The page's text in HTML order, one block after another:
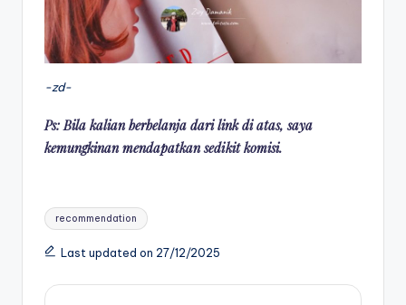
-zd-
Ps: Bila kalian berbelanja dari link di atas, saya
kemungkinan mendapatkan sedikit komisi.
Tags:
recommendation
Last updated on 27/12/2025